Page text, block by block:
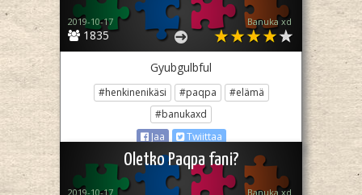
1835
2019-10-17 Banuka xd
Gyubgulbful
#henkinenikäsi #paqpa
#elämä
#banukaxd
Jaa
Twiittaa
Oletko Paqpa fani?
2019-10-17 Banuka xd